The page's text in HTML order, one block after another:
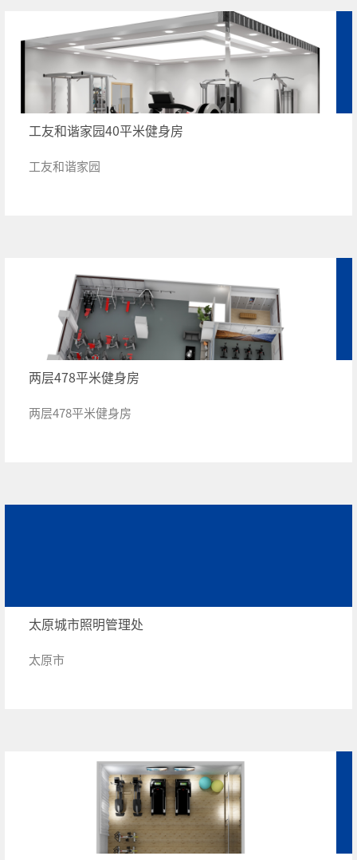
工友和谐家园40平米健身房
工友和谐家园
两层478平米健身房
两层478平米健身房
太原城市照明管理处
太原市